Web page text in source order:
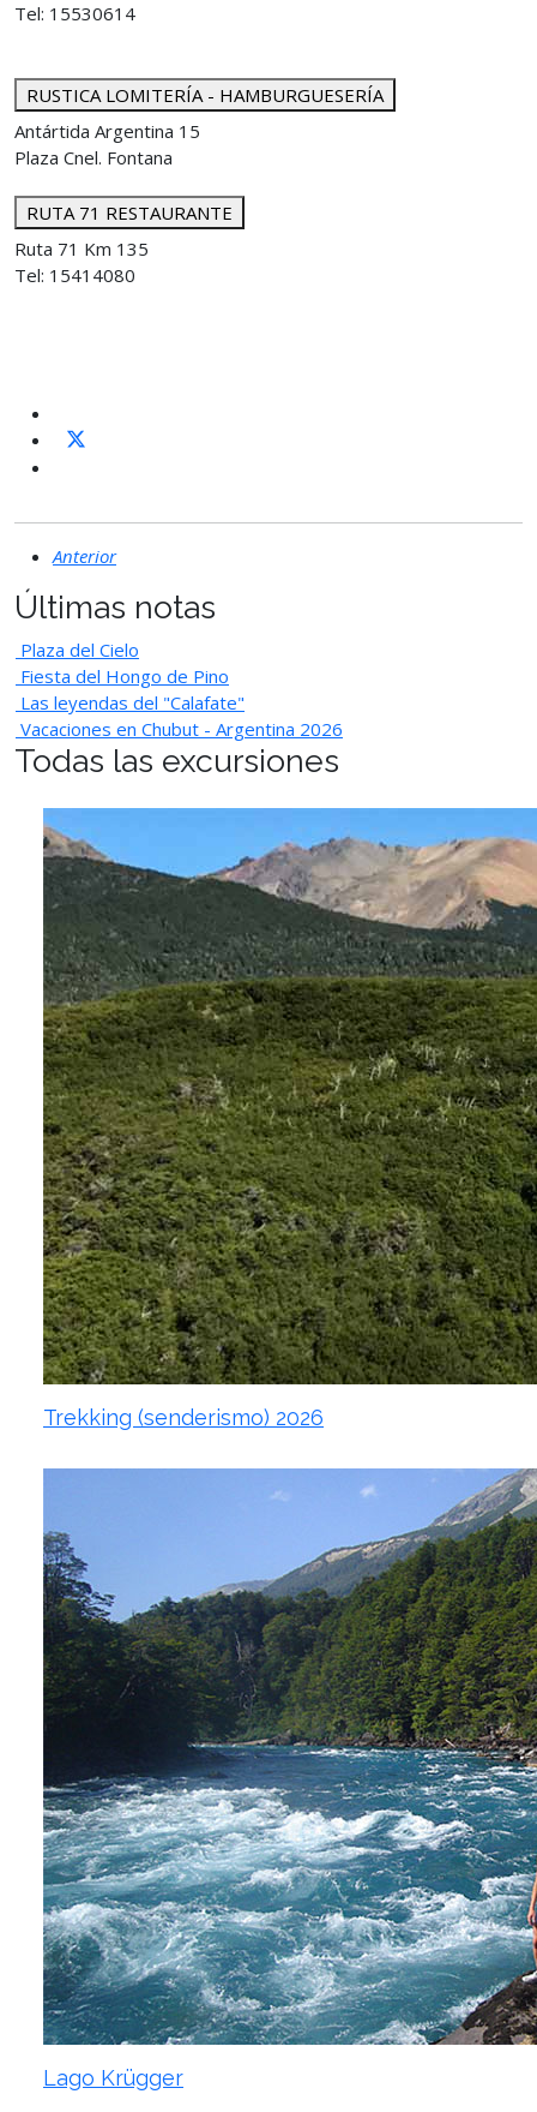
Tel: 15530614
RUSTICA LOMITERÍA - HAMBURGUESERÍA
Antártida Argentina 15
Plaza Cnel. Fontana
RUTA 71 RESTAURANTE
Ruta 71 Km 135
Tel: 15414080
Anterior
Últimas notas
Plaza del Cielo
Fiesta del Hongo de Pino
Las leyendas del "Calafate"
Vacaciones en Chubut - Argentina 2026
Todas las excursiones
Trekking (senderismo) 2026
Lago Krügger